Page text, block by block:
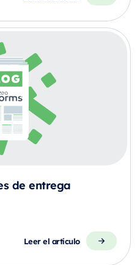
de entrega
Leer el artículo